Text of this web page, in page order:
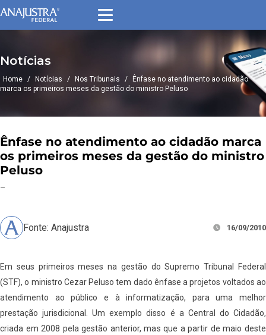
Notícias
Home / Notícias / Nos Tribunais /
Ênfase no atendimento ao cidadão
marca os primeiros meses da gestão do ministro Peluso
Ênfase no atendimento ao cidadão marca
os primeiros meses da gestão do ministro
Peluso
–
Fonte: Anajustra 16/09/2010
Em seus primeiros meses na gestão do Supremo Tribunal Federal
(STF), o ministro Cezar Peluso tem dado ênfase a projetos voltados ao
atendimento ao público e à informatização, para uma melhor
prestação jurisdicional. Um exemplo disso é a Central do Cidadão,
criada em 2008 pela gestão anterior, mas que a partir de maio deste